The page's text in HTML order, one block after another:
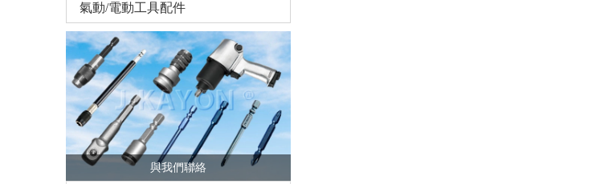
氣動/電動工具配件
與我們聯絡